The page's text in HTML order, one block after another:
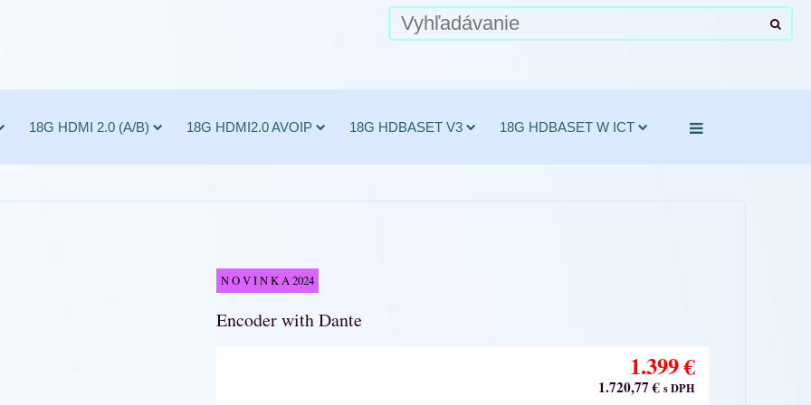
18G HDMI 2.0 (A/B) 18G HDMI2.0 AVOIP 18G HDBASET V3 18G HDBASET W ICT
N O V I N K A 2024
Encoder with Dante
1.399 €
1.720,77 € s DPH